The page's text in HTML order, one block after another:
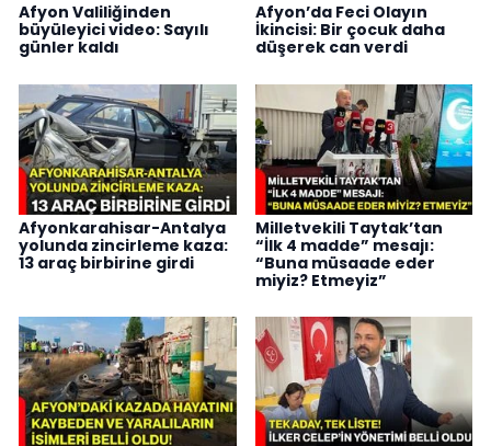
Afyon Valiliğinden
büyüleyici video: Sayılı
günler kaldı
Afyon’da Feci Olayın
İkincisi: Bir çocuk daha
düşerek can verdi
Afyonkarahisar-Antalya
yolunda zincirleme kaza:
13 araç birbirine girdi
Milletvekili Taytak’tan
“İlk 4 madde” mesajı:
“Buna müsaade eder
miyiz? Etmeyiz”